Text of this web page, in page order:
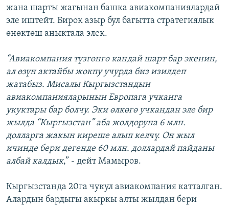
ЫҢГАЙСЫЗ СУРООЛОР
жана шарты жагынан башка авиакомпаниялардай
эле иштейт. Бирок азыр бул багытта стратегиялык
өнөктөш аныктала элек.
“Авиакомпания түзгөнгө кандай шарт бар экенин,
ал өзүн актайбы жокпу учурда биз изилдеп
жатабыз. Мисалы Кыргызстандын
авиакомпанияларынын Европага учканга
укуктары бар болчу. Эки өлкөгө учкандан эле бир
жылда “Кыргызстан” аба жолдоруна 6 млн.
долларга жакын киреше алып келчү. Он жыл
ичинде бери дегенде 60 млн. доллардай пайданы
албай калдык,” - дейт Мамыров.
Кыргызстанда 20га чукул авиакомпания катталган.
Алардын бардыгы акыркы алты жылдан бери